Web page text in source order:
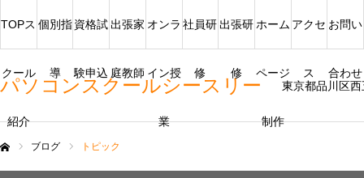
パソコンスクールシースリー 東京都品川区
TOPス
クール
紹介
個別指
導
資格試
験申込
出張家
庭教師
オンラ
イン授
業
社員研
修
出張研
修
ホーム
ページ
制作
アクセ
ス
お問い
合わせ
ブログ トピック